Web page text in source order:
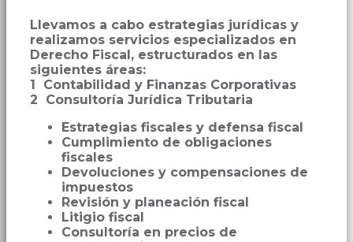
Llevamos a cabo estrategias jurídicas y
realizamos servicios especializados en
Derecho Fiscal, estructurados en las
siguientes áreas:
1 Contabilidad y Finanzas Corporativas
2 Consultoría Jurídica Tributaria
Estrategias fiscales y defensa fiscal
Cumplimiento de obligaciones
fiscales
Devoluciones y compensaciones de
impuestos
Revisión y planeación fiscal
Litigio fiscal
Consultoría en precios de